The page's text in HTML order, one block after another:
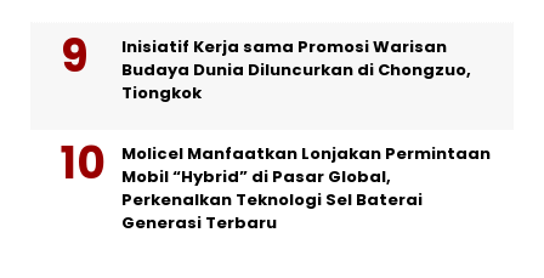
Inisiatif Kerja sama Promosi Warisan
Budaya Dunia Diluncurkan di Chongzuo,
Tiongkok
Molicel Manfaatkan Lonjakan Permintaan
Mobil “Hybrid” di Pasar Global,
Perkenalkan Teknologi Sel Baterai
Generasi Terbaru